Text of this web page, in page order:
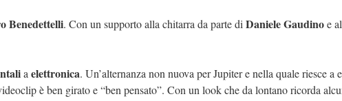
Benedettelli. Con un supporto alla chitarra da parte di Daniele Gaudinoe
a elettronica. Un’alternanza non nuova per Jupiter e nella quale riesce a
è ben girato e “ben pensato”. Con un look che da lontano ricorda